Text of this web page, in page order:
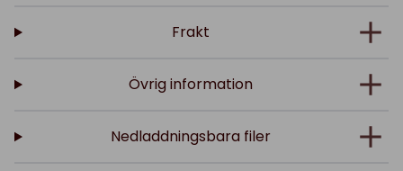
Frakt
Övrig information
Nedladdningsbara filer